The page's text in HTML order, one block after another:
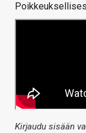
Kirjaudu sisään